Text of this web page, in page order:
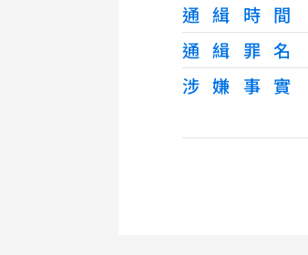
通緝時間
通緝罪名
涉嫌事實